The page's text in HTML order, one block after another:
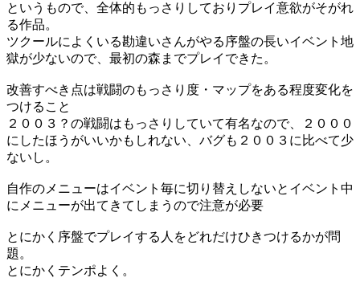
というもので、全体的もっさりしておりプレイ意欲がそがれ
る作品。
ツクールによくいる勘違いさんがやる序盤の長いイベント地
獄が少ないので、最初の森までプレイできた。
改善すべき点は戦闘のもっさり度・マップをある程度変化を
つけること
２００３？の戦闘はもっさりしていて有名なので、２０００
にしたほうがいいかもしれない、バグも２００３に比べて少
ないし。
自作のメニューはイベント毎に切り替えしないとイベント中
にメニューが出てきてしまうので注意が必要
とにかく序盤でプレイする人をどれだけひきつけるかが問
題。
とにかくテンポよく。